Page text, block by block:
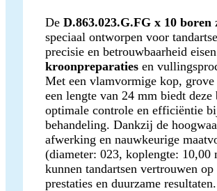
De D.863.023.G.FG x 10 boren
speciaal ontworpen voor
precisie en betrouwbaarheid
kroonpreparaties en
Met een vlamvormige kop,
een lengte van 24 mm biedt deze
optimale controle en efficiëntie
behandeling. Dankzij de
afwerking en nauwkeurige
(diameter: 023, koplengte: 10,00
kunnen tandartsen vertrouwen op
prestaties en duurzame resultaten.